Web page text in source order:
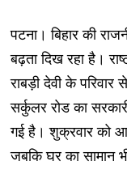
पटना। बिहार की
बढ़ता दिख रहा है।
राबड़ी देवी के
सर्कुलर रोड का
गई है। शुक्रवार को
जबकि घर का सामान